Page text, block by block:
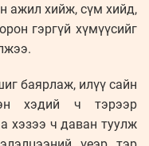
ажил хийж, сүм хийд,
гэргүй хүмүүсийг
баярлаж, илүү сайн
хэдий ч тэрээр
хэзээ ч даван туулж